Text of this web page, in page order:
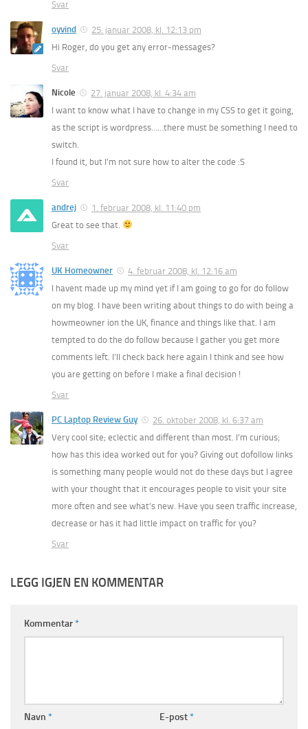
Svar
oyvind
25. januar 2008, kl. 12:13 pm
Hi Roger, do you get any error-messages?
Svar
Nicole
27. januar 2008, kl. 4:34 am
I want to know what I have to change in my CSS to get it going,
as the script is wordpress……there must be something I need to
switch.
I found it, but I’m not sure how to alter the code :S
Svar
andrej
1. februar 2008, kl. 11:40 pm
Great to see that.
Svar
UK Homeowner
4. februar 2008, kl. 12:16 am
I havent made up my mind yet if I am going to go for do follow
on my blog. I have been writing about things to do with being a
howmeowner ion the UK, finance and things like that. I am
tempted to do the do follow because I gather you get more
comments left. I’ll check back here again I think and see how
you are getting on before I make a final decision !
Svar
PC Laptop Review Guy
26. oktober 2008, kl. 6:37 am
Very cool site; eclectic and different than most. I’m curious;
how has this idea worked out for you? Giving out dofollow links
is something many people would not do these days but I agree
with your thought that it encourages people to visit your site
more often and see what’s new. Have you seen traffic increase,
decrease or has it had little impact on traffic for you?
Svar
LEGG IGJEN EN KOMMENTAR
Kommentar*
Navn * E-post*